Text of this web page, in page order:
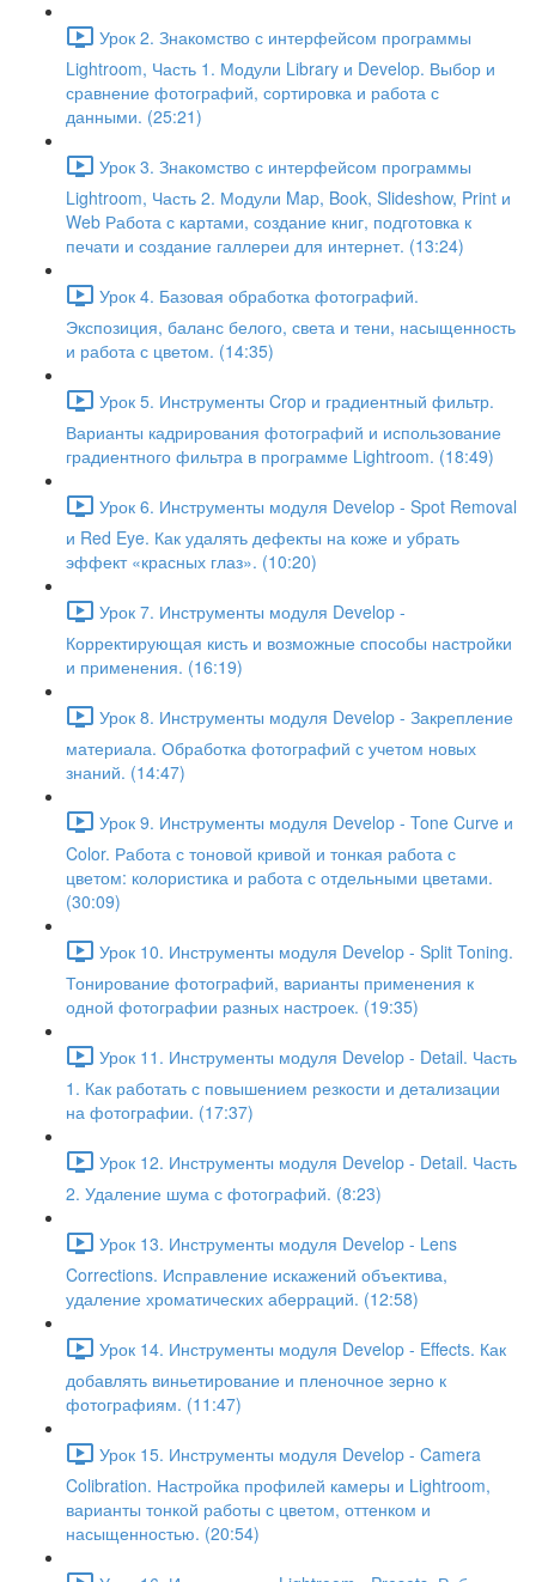
Урок 2. Знакомство с интерфейсом программы
Lightroom, Часть 1. Модули Library и Develop. Выбор и
сравнение фотографий, сортировка и работа с
данными. (25:21)
Урок 3. Знакомство с интерфейсом программы
Lightroom, Часть 2. Модули Map, Book, Slideshow, Print и
Web Работа с картами, создание книг, подготовка к
печати и создание галлереи для интернет. (13:24)
Урок 4. Базовая обработка фотографий.
Экспозиция, баланс белого, света и тени, насыщенность
и работа с цветом. (14:35)
Урок 5. Инструменты Crop и градиентный фильтр.
Варианты кадрирования фотографий и использование
градиентного фильтра в программе Lightroom. (18:49)
Урок 6. Инструменты модуля Develop - Spot Removal
и Red Eye. Как удалять дефекты на коже и убрать
эффект «красных глаз». (10:20)
Урок 7. Инструменты модуля Develop -
Корректирующая кисть и возможные способы настройки
и применения. (16:19)
Урок 8. Инструменты модуля Develop - Закрепление
материала. Обработка фотографий с учетом новых
знаний. (14:47)
Урок 9. Инструменты модуля Develop - Tone Curve и
Color. Работа с тоновой кривой и тонкая работа с
цветом: колористика и работа с отдельными цветами.
(30:09)
Урок 10. Инструменты модуля Develop - Split Toning.
Тонирование фотографий, варианты применения к
одной фотографии разных настроек. (19:35)
Урок 11. Инструменты модуля Develop - Detail. Часть
1. Как работать с повышением резкости и детализации
на фотографии. (17:37)
Урок 12. Инструменты модуля Develop - Detail. Часть
2. Удаление шума с фотографий. (8:23)
Урок 13. Инструменты модуля Develop - Lens
Corrections. Исправление искажений объектива,
удаление хроматических аберраций. (12:58)
Урок 14. Инструменты модуля Develop - Effects. Как
добавлять виньетирование и пленочное зерно к
фотографиям. (11:47)
Урок 15. Инструменты модуля Develop - Camera
Colibration. Настройка профилей камеры и Lightroom,
варианты тонкой работы с цветом, оттенком и
насыщенностью. (20:54)